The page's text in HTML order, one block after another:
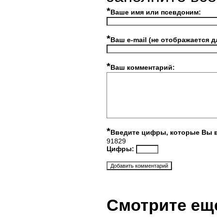
*Ваше имя или псевдоним:
*Ваш e-mail (не отображается
*Ваш комментарий:
*Введите цифры, которые Вы
91829
Цифры:
Смотрите